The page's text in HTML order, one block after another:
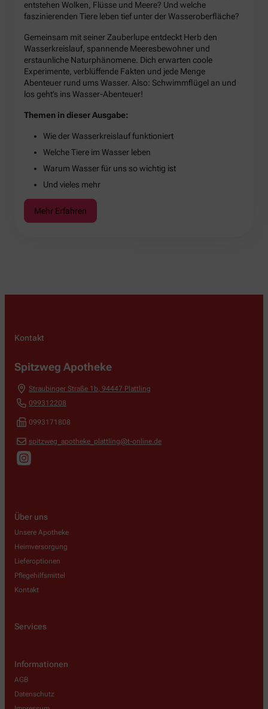
entstehen Wolken, Flüsse und Meere? Und welche
faszinierenden Tiere leben tief unter der Wasseroberfläche?
Gemeinsam mit seiner Zauberlupe entdeckt Herb den
Wasserkreislauf, spannende Meeresbewohner und
erstaunliche Naturphänomene. Dich erwarten coole
Experimente, verblüffende Fakten und jede Menge
Abenteuer rund ums Wasser. Also: Schwimmflügel an und
los geht’s ins Wasser-Abenteuer!
Themen in dieser Ausgabe:
Wie der Wasserkreislauf funktioniert
Welche Tiere im Wasser leben
Warum Wasser für uns so wichtig ist
Und vieles mehr
Mehr Erfahren
Kontakt
Spitzweg Apotheke
Straubinger Straße 1b, 94447 Plattling
099312208
0993171808
spitzweg_apotheke_plattling@t-online.de
Über uns
Unsere Apotheke
Heimversorgung
Lieferoptionen
Pflegehilfsmittel
Kontakt
Services
Informationen
AGB
Datenschutz